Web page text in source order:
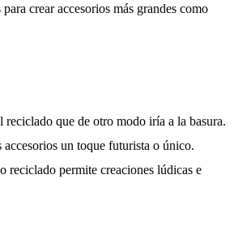
crear accesorios más grandes como
reciclado que de otro modo iría a la basura.
accesorios un toque futurista o único.
reciclado permite creaciones lúdicas e